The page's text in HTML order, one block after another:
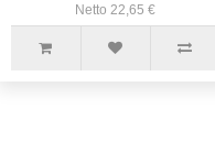
Netto 22,65 €